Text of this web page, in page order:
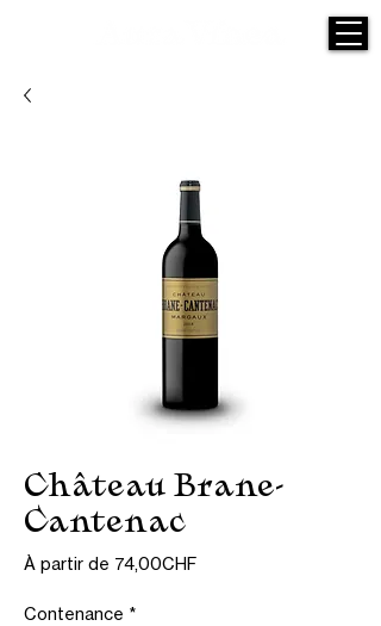
Château Brane-
Cantenac
À partir de 74,00CHFPrix
Contenance *